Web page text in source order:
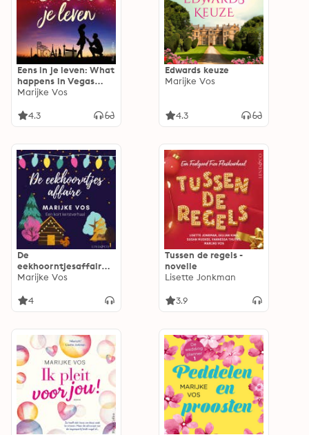
Eens in je leven: What
happens in Vegas
blijft helaas niet
Marijke Vos
4.3
Edwards keuze
Marijke Vos
4.3
De
eekhoorntjesaffaire -
Een kort kerstverhaal
Marijke Vos
4
Tussen de regels -
novelle
Lisette Jonkman
3.9